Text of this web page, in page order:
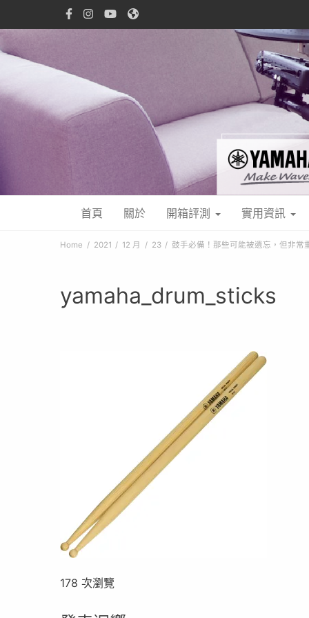
首頁 關於 開箱評測 實用資訊
Home 2021 12 月 23 鼓手必備！那些可能被遺忘，但非常
yamaha_drum_sticks
178 次瀏覽